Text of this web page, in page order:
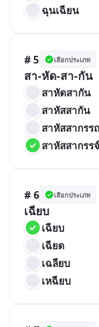
ฉุนเฉียน
# 5 เลือกประเภท
สา-หัด-สา-กัน
สาหัดสากัน
สาหัสสากัน
สาหัสสากร
สาหัสสากรรจ์
# 6 เลือกประเภท
เฉียบ
เฉียบ
เฉียด
เฉลียบ
เหฉียบ